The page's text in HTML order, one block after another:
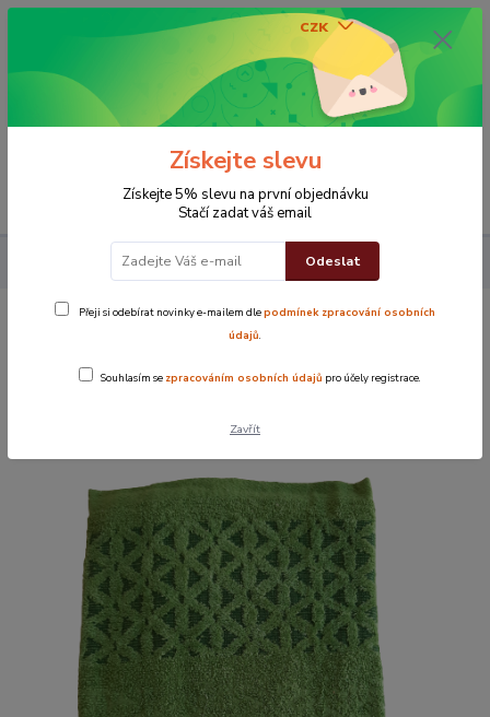
CZK
0 Kč
Osušky Osuška zelené květinky
Osuška zelené květinky
Získejte slevu
Získejte 5% slevu na první objednávku
Stačí zadat váš email
Odeslat
Přeji si odebírat novinky e-mailem dlepodmínek zpracování osobních
údajů.
Souhlasím se zpracováním osobních údajů pro účely registrace.
Zavřít